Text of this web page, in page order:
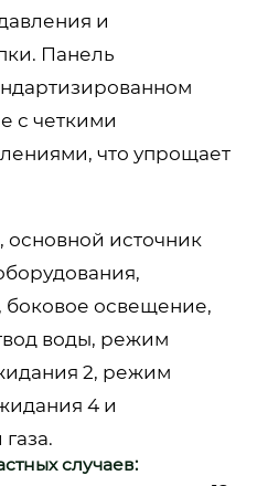
и
Панель
с четкими
что упрощает
основной источник
освещение,
воды, режим
2, режим
4 и
случаев: